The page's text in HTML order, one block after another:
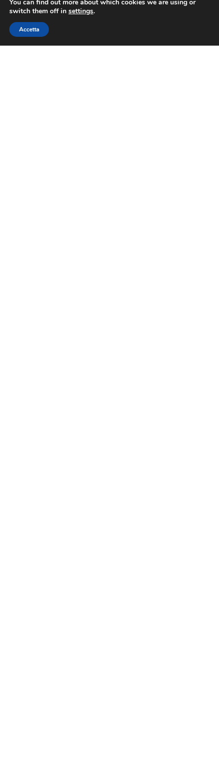
You can find out more about which cookies we are using or
switch them off in settings.
Accetta